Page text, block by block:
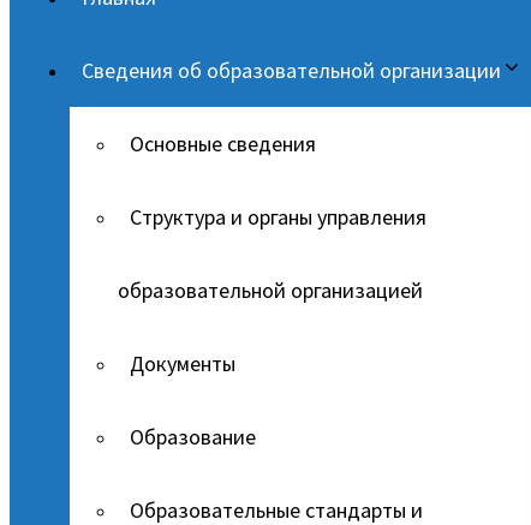
Сведения об образовательной организации
Основные сведения
Структура и органы управления
образовательной организацией
Документы
Образование
Образовательные стандарты и